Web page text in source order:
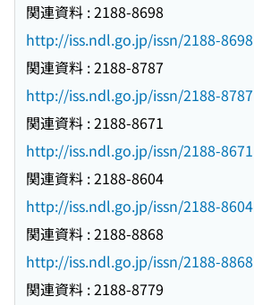
関連資料 : 2188-8698
http://iss.ndl.go.jp/issn/2188-8698
関連資料 : 2188-8787
http://iss.ndl.go.jp/issn/2188-8787
関連資料 : 2188-8671
http://iss.ndl.go.jp/issn/2188-8671
関連資料 : 2188-8604
http://iss.ndl.go.jp/issn/2188-8604
関連資料 : 2188-8868
http://iss.ndl.go.jp/issn/2188-8868
関連資料 : 2188-8779